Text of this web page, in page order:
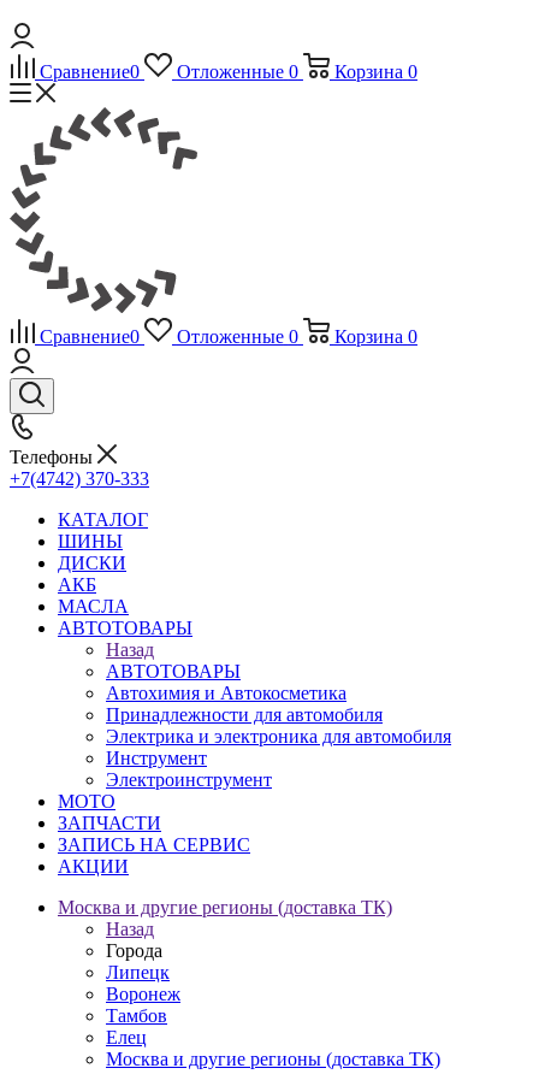
Сравнение0 Отложенные 0 Корзина 0
Сравнение0 Отложенные 0 Корзина 0
Телефоны
+7(4742) 370-333
КАТАЛОГ
ШИНЫ
ДИСКИ
АКБ
МАСЛА
АВТОТОВАРЫ
Назад
АВТОТОВАРЫ
Автохимия и Автокосметика
Принадлежности для автомобиля
Электрика и электроника для автомобиля
Инструмент
Электроинструмент
МОТО
ЗАПЧАСТИ
ЗАПИСЬ НА СЕРВИС
АКЦИИ
Москва и другие регионы (доставка ТК)
Назад
Города
Липецк
Воронеж
Тамбов
Елец
Москва и другие регионы (доставка ТК)